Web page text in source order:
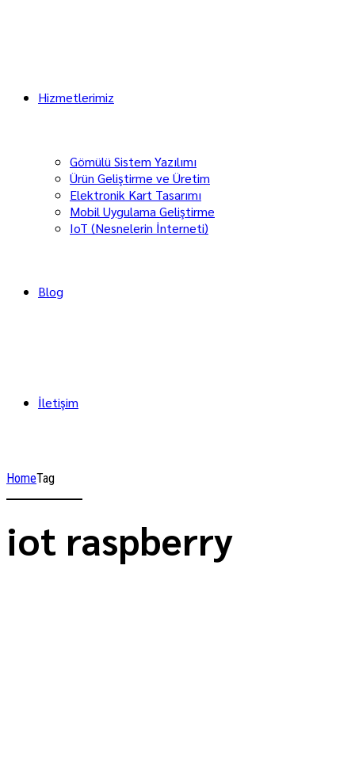
Hizmetlerimiz
Gömülü Sistem Yazılımı
Ürün Geliştirme ve Üretim
Elektronik Kart Tasarımı
Mobil Uygulama Geliştirme
IoT (Nesnelerin İnterneti)
Blog
İletişim
HomeTag
iot raspberry